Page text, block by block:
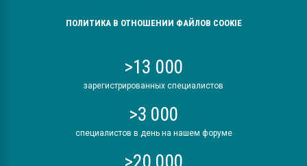
ПОЛИТИКА В ОТНОШЕНИИ ФАЙЛОВ COOKIE
>13 000
зарегистрированных специалистов
>3 000
специалистов в день на нашем форуме
>20 000